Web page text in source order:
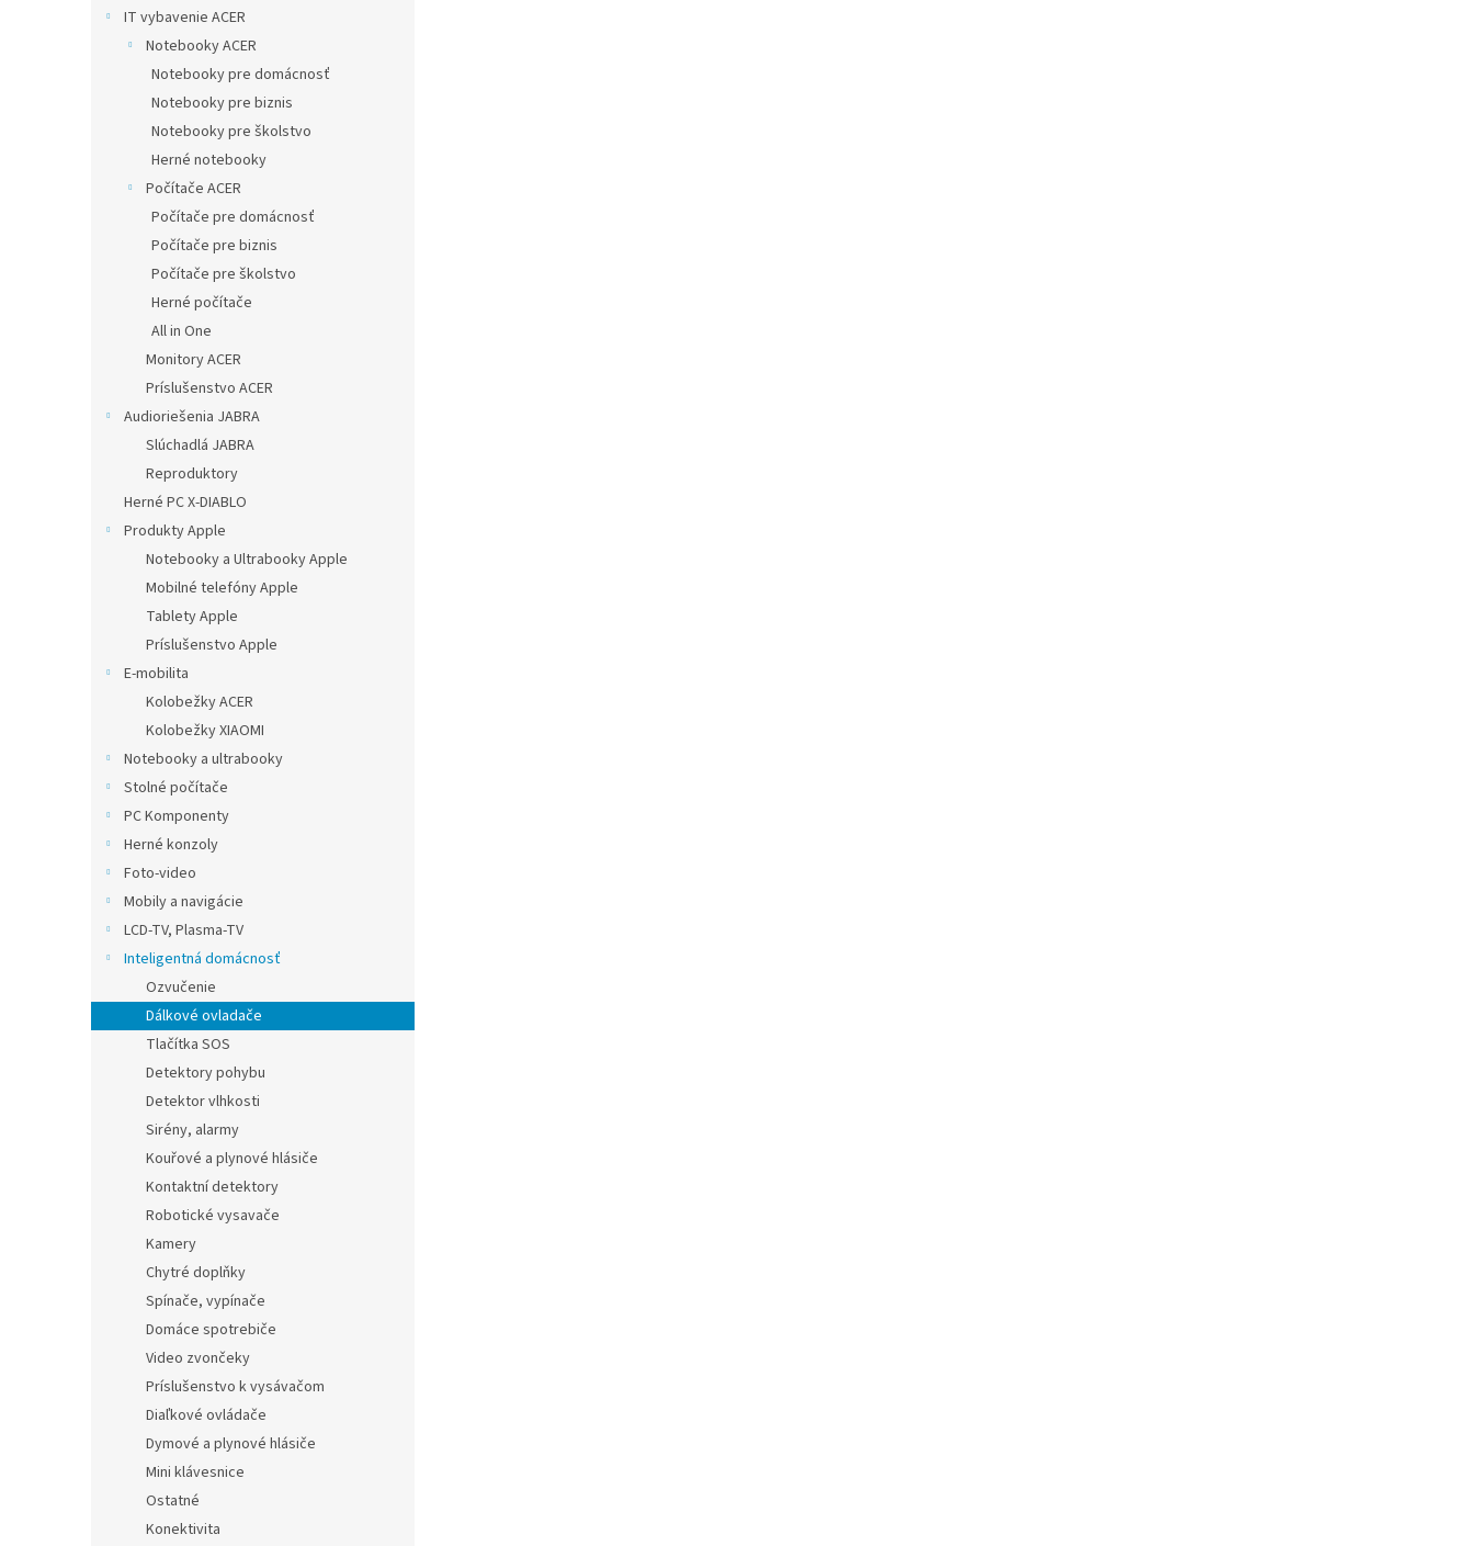
IT vybavenie ACER
Notebooky ACER
Notebooky pre domácnosť
Notebooky pre biznis
Notebooky pre školstvo
Herné notebooky
Počítače ACER
Počítače pre domácnosť
Počítače pre biznis
Počítače pre školstvo
Herné počítače
All in One
Monitory ACER
Príslušenstvo ACER
Audioriešenia JABRA
Slúchadlá JABRA
Reproduktory
Herné PC X-DIABLO
Produkty Apple
Notebooky a Ultrabooky Apple
Mobilné telefóny Apple
Tablety Apple
Príslušenstvo Apple
E-mobilita
Kolobežky ACER
Kolobežky XIAOMI
Notebooky a ultrabooky
Stolné počítače
PC Komponenty
Herné konzoly
Foto-video
Mobily a navigácie
LCD-TV, Plasma-TV
Inteligentná domácnosť
Ozvučenie
Dálkové ovladače
Tlačítka SOS
Detektory pohybu
Detektor vlhkosti
Sirény, alarmy
Kouřové a plynové hlásiče
Kontaktní detektory
Robotické vysavače
Kamery
Chytré doplňky
Spínače, vypínače
Domáce spotrebiče
Video zvončeky
Príslušenstvo k vysávačom
Diaľkové ovládače
Dymové a plynové hlásiče
Mini klávesnice
Ostatné
Konektivita